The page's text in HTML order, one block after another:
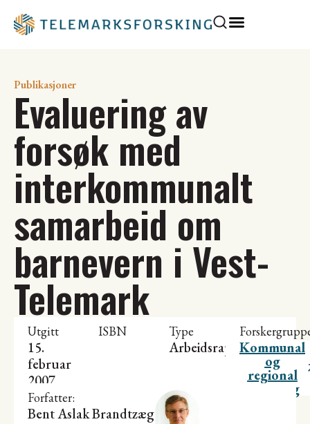
Publikasjoner
Evaluering av
forsøk med
interkommunalt
samarbeid om
barnevern i Vest-
Telemark
Utgitt
15.
februar
2007
ISBN Type
ArbeidsrapportKommunal
og
regional
utvikling
Forfatter:
Bent Aslak Brandtzæg